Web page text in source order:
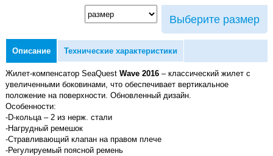
Выберите размер
Описание Технические характеристики
Жилет-компенсатор SeaQuest Wave 2016 – классический жилет с
увеличенными боковинами, что обеспечивает вертикальное
положение на поверхности. Обновленный дизайн.
Особенности:
-D-кольца – 2 из нерж. стали
-Нагрудный ремешок
-Стравливающий клапан на правом плече
-Регулируемый поясной ремень